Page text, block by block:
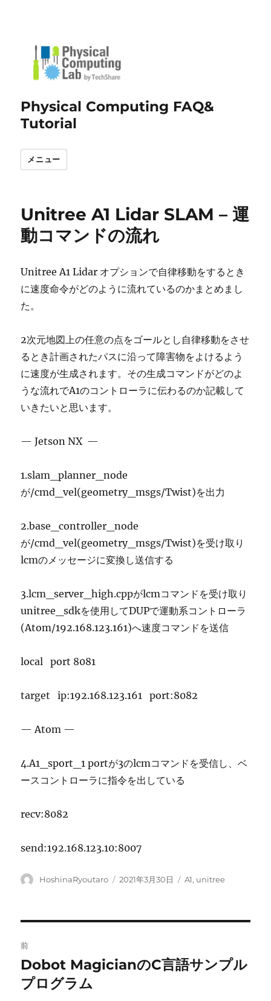
Physical Computing FAQ&
Tutorial
メニュー
Unitree A1 Lidar SLAM – 運
動コマンドの流れ
Unitree A1 Lidar オプションで自律移動をするとき
に速度命令がどのように流れているのかまとめまし
た。
2次元地図上の任意の点をゴールとし自律移動をさせ
るとき計画されたパスに沿って障害物をよけるよう
に速度が生成されます。その生成コマンドがどのよ
うな流れでA1のコントローラに伝わるのか記載して
いきたいと思います。
— Jetson NX —
1.slam_planner_node
が/cmd_vel(geometry_msgs/Twist)を出力
2.base_controller_node
が/cmd_vel(geometry_msgs/Twist)を受け取り
lcmのメッセージに変換し送信する
3.lcm_server_high.cppがlcmコマンドを受け取り
unitree_sdkを使用してDUPで運動系コントローラ
(Atom/192.168.123.161)へ速度コマンドを送信
local port 8081
target ip:192.168.123.161 port:8082
— Atom —
4.A1_sport_1 portが3のlcmコマンドを受信し、ベ
ースコントローラに指令を出している
recv:8082
send:192.168.123.10:8007
投
HoshinaRyoutaro
投
2021年3月30日
カ
A1, unitree
稿
ナ
前
前
の
Dobot MagicianのC言語サンプル
プログラム